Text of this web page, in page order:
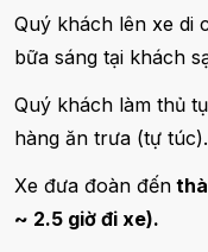
Quý khách lên xe di
bữa sáng tại khách
Quý khách làm thủ
hàng ăn trưa (tự túc).
Xe đưa đoàn đến
~ 2.5 giờ đi xe).